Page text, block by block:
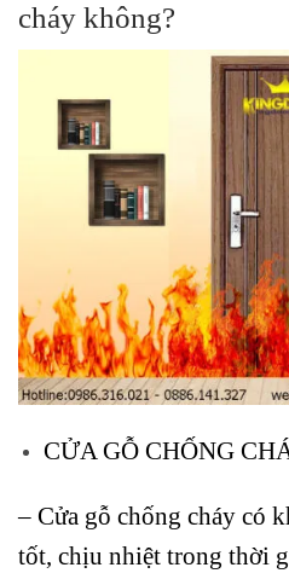
cháy không?
CỬA GỖ CHỐNG
– Cửa gỗ chống cháy có
tốt, chịu nhiệt trong thời